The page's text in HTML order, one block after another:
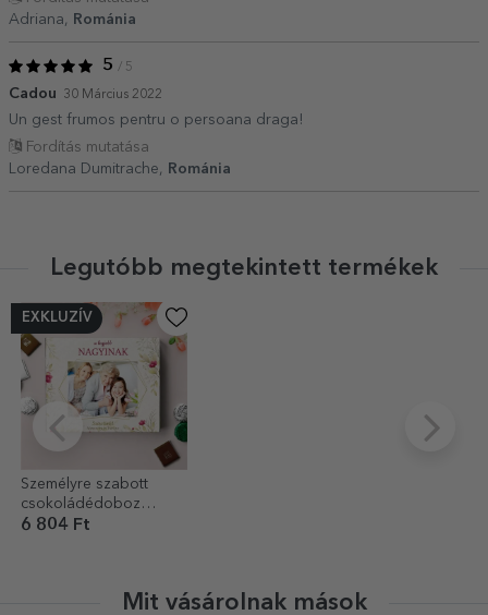
Adriana,
Románia
5 / 5
Cadou 30 Március 2022
Un gest frumos pentru o persoana draga!
Fordítás mutatása
Loredana Dumitrache,
Románia
Legutóbb megtekintett termékek
EXKLUZÍV
Személyre szabott
csokoládédoboz
fotóval és üzenettel - A
6 804 Ft
Mit vásárolnak mások